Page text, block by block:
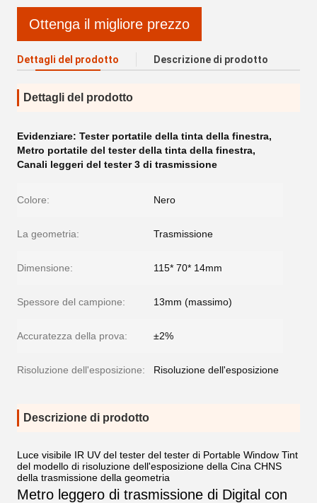
Ottenga il migliore prezzo
Dettagli del prodotto Descrizione di prodotto
Dettagli del prodotto
Evidenziare: Tester portatile della tinta della finestra,
Metro portatile del tester della tinta della finestra,
Canali leggeri del tester 3 di trasmissione
Colore: Nero
La geometria: Trasmissione
Dimensione: 115* 70* 14mm
Spessore del campione: 13mm (massimo)
Accuratezza della prova: ±2%
Risoluzione dell'esposizione: Risoluzione dell'esposizione
Descrizione di prodotto
Luce visibile IR UV del tester del tester di Portable Window Tint
del modello di risoluzione dell'esposizione della Cina CHNS
della trasmissione della geometria
Metro leggero di trasmissione di Digital con